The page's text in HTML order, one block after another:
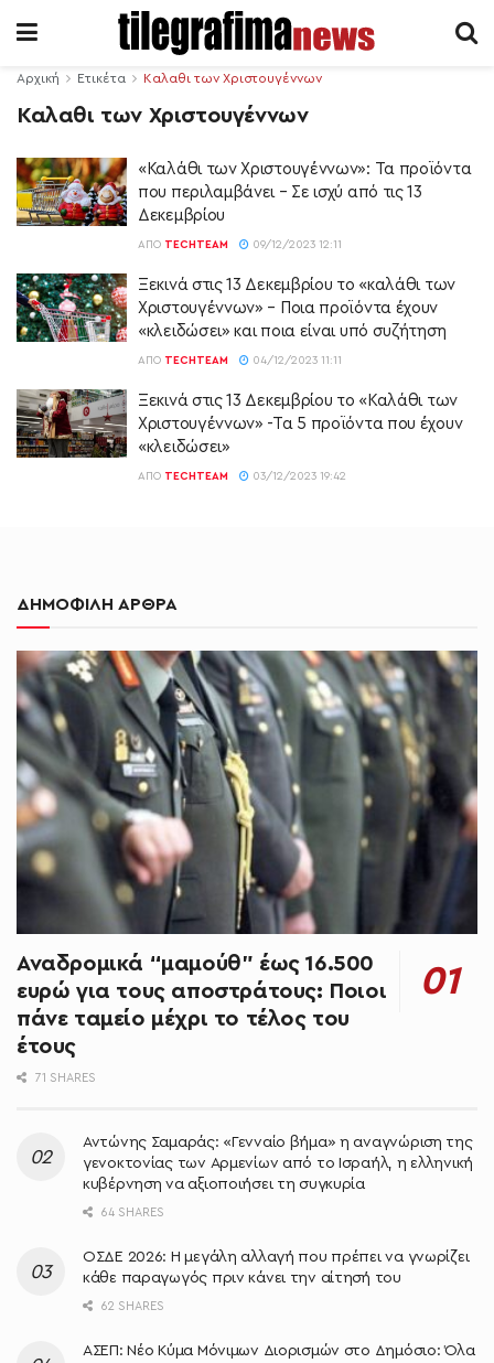
Αρχική Ετικέτα Καλαθι των Χριστουγέννων
Καλαθι των Χριστουγέννων
«Καλάθι των Χριστουγέννων»: Τα προϊόντα
που περιλαμβάνει – Σε ισχύ από τις 13
Δεκεμβρίου
ΑΠΌ TECHTEAM 09/12/2023 12:11
Ξεκινά στις 13 Δεκεμβρίου το «καλάθι των
Χριστουγέννων» – Ποια προϊόντα έχουν
«κλειδώσει» και ποια είναι υπό συζήτηση
ΑΠΌ TECHTEAM 04/12/2023 11:11
Ξεκινά στις 13 Δεκεμβρίου το «Καλάθι των
Χριστουγέννων» -Τα 5 προϊόντα που έχουν
«κλειδώσει»
ΑΠΌ TECHTEAM 03/12/2023 19:42
ΔΗΜΟΦΙΛΗ ΑΡΘΡΑ
Αναδρομικά “μαμούθ” έως 16.500
ευρώ για τους αποστράτους: Ποιοι
πάνε ταμείο μέχρι το τέλος του
έτους
71 SHARES
Αντώνης Σαμαράς: «Γενναίο βήμα» η αναγνώριση της
γενοκτονίας των Αρμενίων από το Ισραήλ, η ελληνική
κυβέρνηση να αξιοποιήσει τη συγκυρία
64 SHARES
ΟΣΔΕ 2026: Η μεγάλη αλλαγή που πρέπει να γνωρίζει
κάθε παραγωγός πριν κάνει την αίτησή του
62 SHARES
ΑΣΕΠ: Νέο Κύμα Μόνιμων Διορισμών στο Δημόσιο: Όλα